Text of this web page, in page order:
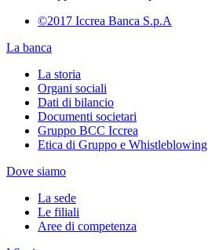
©2017 Iccrea Banca S.p.A
La banca
La storia
Organi sociali
Dati di bilancio
Documenti societari
Gruppo BCC Iccrea
Etica di Gruppo e Whistleblowing
Dove siamo
La sede
Le filiali
Aree di competenza